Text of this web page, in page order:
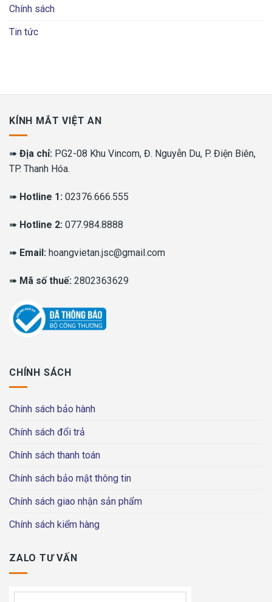
Chính sách
Tin tức
KÍNH MẮT VIỆT AN
➠ Địa chỉ: PG2-08 Khu Vincom, Đ. Nguyễn Du, P. Điện Biên,
TP. Thanh Hóa.
➠ Hotline 1: 02376.666.555
➠ Hotline 2: 077.984.8888
➠ Email: hoangvietan.jsc@gmail.com
➠ Mã số thuế: 2802363629
CHÍNH SÁCH
Chính sách bảo hành
Chính sách đổi trả
Chính sách thanh toán
Chính sách bảo mật thông tin
Chính sách giao nhận sản phẩm
Chính sách kiểm hàng
ZALO TƯ VẤN